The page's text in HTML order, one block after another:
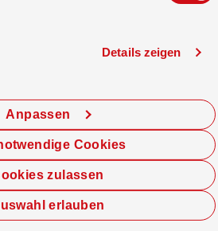
Details zeigen
zulassen
Anpassen
erlauben
Cookies